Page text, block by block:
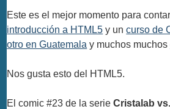
Este es el mejor momento para
introducción a HTML5 y uncurso de
otro en Guatemala y muchos muchos
Nos gusta esto del HTML5.
El comic #23 de la serieCristalab